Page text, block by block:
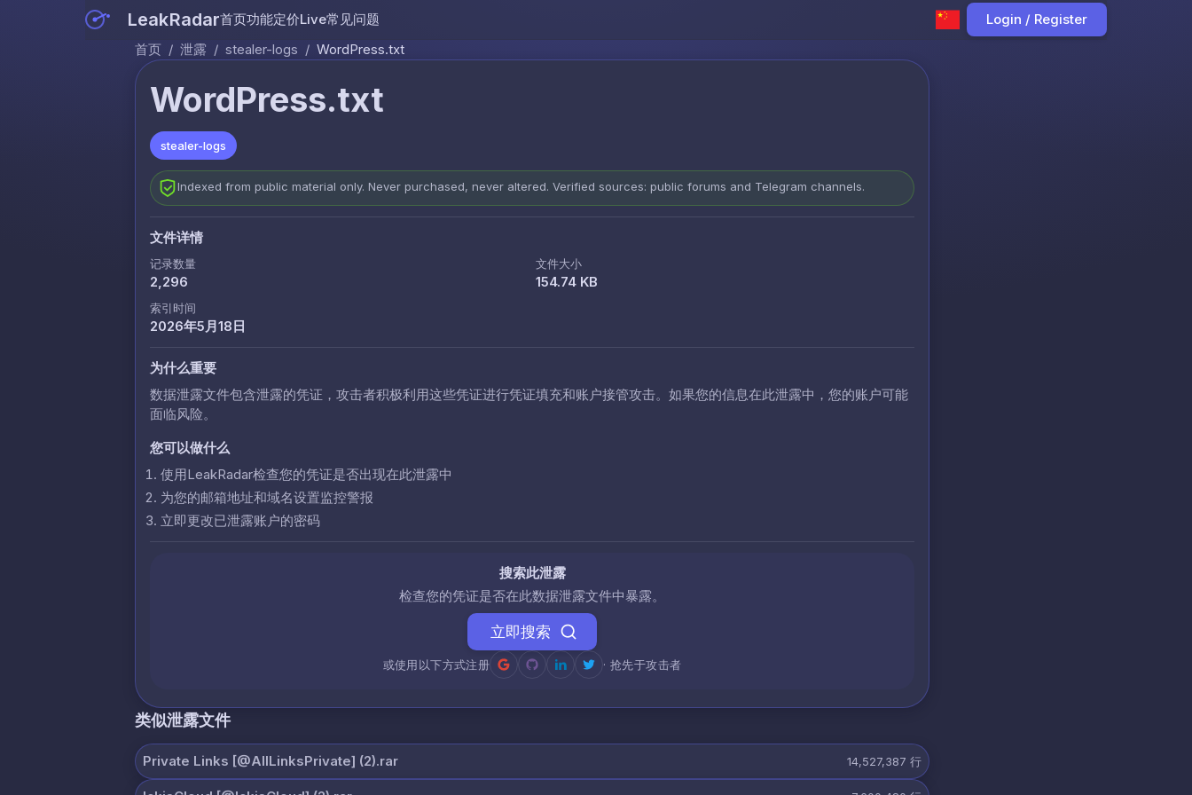
LeakRadar首页功能定价Live常见问题
Login / Register
首页 / 泄露 / stealer-logs / WordPress.txt
WordPress.txt
stealer-logs
Indexed from public material only. Never purchased, never altered. Verified sources: public forums and Telegram channels.
文件详情
记录数量
2,296
文件大小
154.74 KB
索引时间
2026年5月18日
为什么重要
数据泄露文件包含泄露的凭证，攻击者积极利用这些凭证进行凭证填充和账户接管攻击。如果您的信息在此泄露中，您的账户可能
面临风险。
您可以做什么
使用LeakRadar检查您的凭证是否出现在此泄露中
为您的邮箱地址和域名设置监控警报
立即更改已泄露账户的密码
搜索此泄露
检查您的凭证是否在此数据泄露文件中暴露。
立即搜索
或使用以下方式注册 · 抢先于攻击者
类似泄露文件
Private Links [@AllLinksPrivate] (2).rar 14,527,387 行